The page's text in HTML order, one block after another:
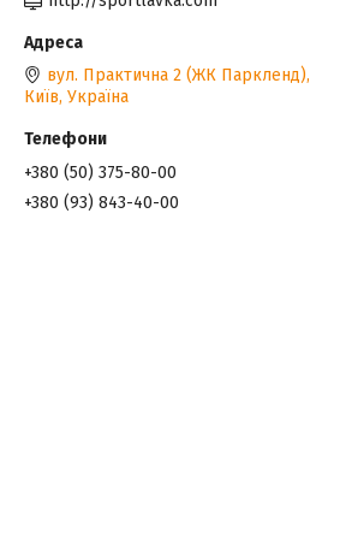
вул. Практична 2 (ЖК Паркленд),
Київ, Україна
+380 (50) 375-80-00
+380 (93) 843-40-00